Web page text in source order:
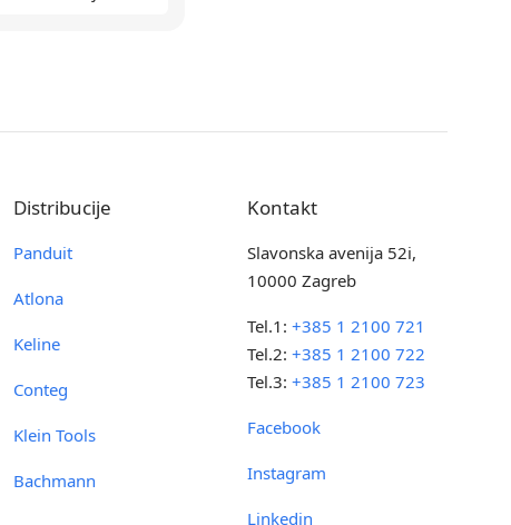
Distribucije
Panduit
Atlona
Keline
Conteg
Klein Tools
Bachmann
Kontakt
Slavonska avenija 52i,
10000 Zagreb
Tel.1:+385 1 2100 721
Tel.2:+385 1 2100 722
Tel.3:+385 1 2100 723
Facebook
Instagram
Linkedin